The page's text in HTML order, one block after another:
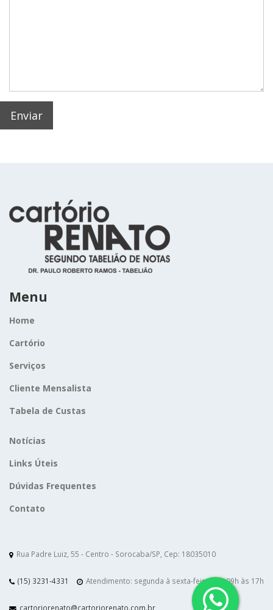
Menu
Home
Cartório
Serviços
Cliente Mensalista
Tabela de Custas
Notícias
Links Úteis
Dúvidas Frequentes
Contato
Rua Padre Luiz, 55 - Centro - Sorocaba/SP, Cep: 18035010
(15) 3231-4331 Atendimento: segunda à sexta-feira das 09h às 17h
cartoriorenato@cartoriorenato.com.br